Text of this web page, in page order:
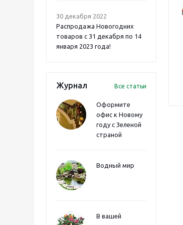
30 декабря 2022
Распродажа Новогодних
товаров с 31 декабря по 14
января 2023 года!
Журнал Все статьи
Оформите
офис к Новому
году с Зеленой
страной
Водный мир
В вашей